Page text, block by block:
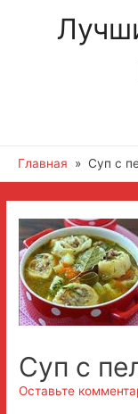
Главная Суп с
Суп с
Оставьте